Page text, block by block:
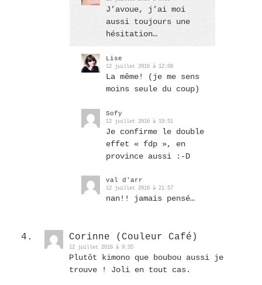
J’avoue, j’ai moi
aussi toujours une
hésitation…
Lise
12 juillet 2016 à 12:08
La même! (je me sens
moins seule du coup)
Sofy
12 juillet 2016 à 19:51
Je confirme le double
effet « fdp », en
province aussi :-D
val d'arr
12 juillet 2016 à 21:57
nan!! jamais pensé…
Corinne (Couleur Café)
12 juillet 2016 à 9:35
Plutôt kimono que boubou aussi je
trouve ! Joli en tout cas.